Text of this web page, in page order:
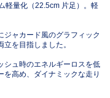
軽量化（22.5cm 片足）。軽
ャカード風のグラフィック
を目指しました。
ュ時のエネルギーロスを低
高め、ダイナミックな走り